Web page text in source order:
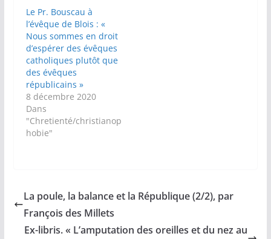
Le Pr. Bouscau à
l’évêque de Blois : «
Nous sommes en droit
d’espérer des évêques
catholiques plutôt que
des évêques
républicains »
8 décembre 2020
Dans
"Chretienté/christianop
hobie"
La poule, la balance et la République (2/2), par
François des Millets
Ex-libris. « L’amputation des oreilles et du nez au